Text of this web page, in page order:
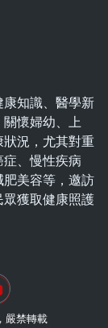
知識、醫學新
懷婦幼、上
況，尤其對重
、慢性疾病
美容等，邀訪
獲取健康照護
嚴禁轉載